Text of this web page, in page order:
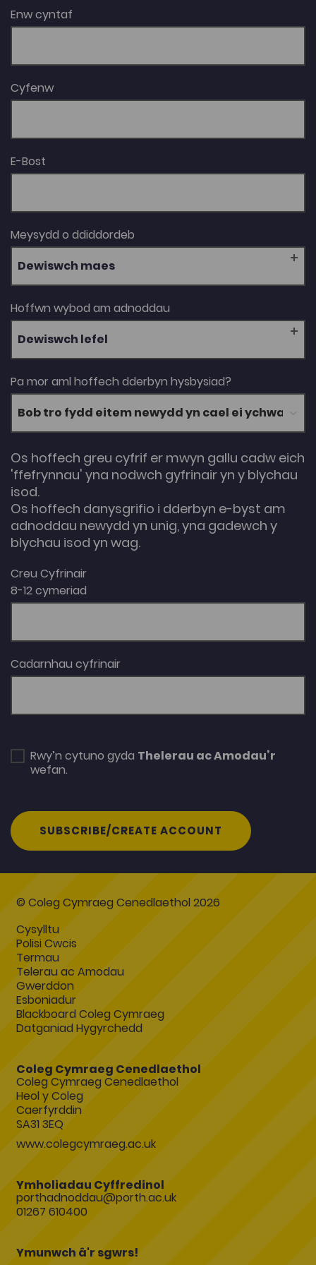
enillodd Wobr Roland Mathias yn 2009, y gyfrol Welsh
Gothic (2013), a’i cofiant Cranogwen a enillodd Wobr
Enw cyntaf
Cyfenw
E-Bost
Meysydd o ddiddordeb
Dewiswch maes
Hoffwn wybod am adnoddau
Dewiswch lefel
Pa mor aml hoffech dderbyn hysbysiad?
Os hoffech greu cyfrif er mwyn gallu cadw eich
'ffefrynnau' yna nodwch gyfrinair yn y blychau
isod.
Os hoffech danysgrifio i dderbyn e-byst am
adnoddau newydd yn unig, yna gadewch y
blychau isod yn wag.
Creu Cyfrinair
8-12 cymeriad
Cadarnhau cyfrinair
Rwy’n cytuno gyda Thelerau ac Amodau’r
wefan.
SUBSCRIBE/CREATE ACCOUNT
© Coleg Cymraeg Cenedlaethol 2026
Cysylltu
Polisi Cwcis
Termau
Telerau ac Amodau
Gwerddon
Esboniadur
Blackboard Coleg Cymraeg
Datganiad Hygyrchedd
Coleg Cymraeg Cenedlaethol
Coleg Cymraeg Cenedlaethol
Heol y Coleg
Caerfyrddin
SA31 3EQ
www.colegcymraeg.ac.uk
Ymholiadau Cyffredinol
porthadnoddau@porth.ac.uk
01267 610400
Ymunwch â'r sgwrs!